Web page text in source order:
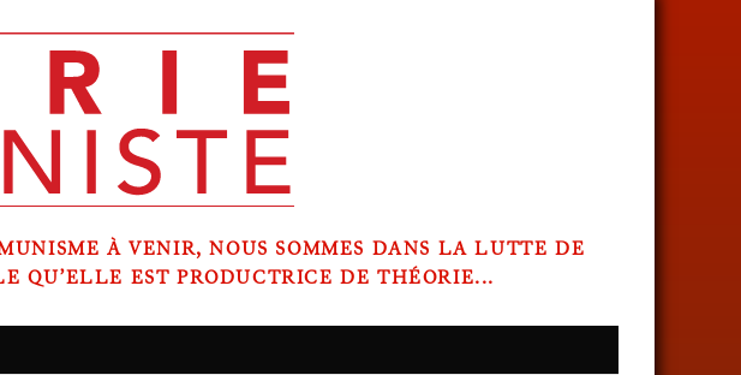
À VENIR, NOUS SOMMES DANS LA LUTTE DE
QU’ELLE EST PRODUCTRICE DE THÉORIE...